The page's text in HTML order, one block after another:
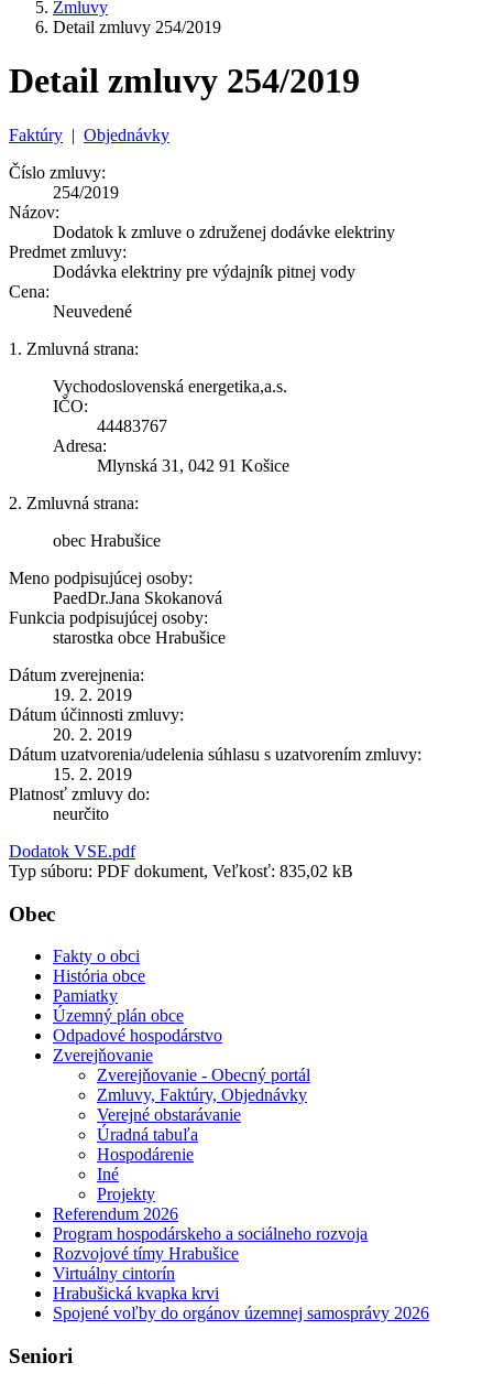
Zmluvy
Detail zmluvy 254/2019
Detail zmluvy 254/2019
Faktúry | Objednávky
Číslo zmluvy:
254/2019
Názov:
Dodatok k zmluve o združenej dodávke elektriny
Predmet zmluvy:
Dodávka elektriny pre výdajník pitnej vody
Cena:
Neuvedené
1. Zmluvná strana:
Vychodoslovenská energetika,a.s.
IČO:
44483767
Adresa:
Mlynská 31, 042 91 Košice
2. Zmluvná strana:
obec Hrabušice
Meno podpisujúcej osoby:
PaedDr.Jana Skokanová
Funkcia podpisujúcej osoby:
starostka obce Hrabušice
Dátum zverejnenia:
19. 2. 2019
Dátum účinnosti zmluvy:
20. 2. 2019
Dátum uzatvorenia/udelenia súhlasu s uzatvorením zmluvy:
15. 2. 2019
Platnosť zmluvy do:
neurčito
Dodatok VSE.pdf
Typ súboru: PDF dokument, Veľkosť: 835,02 kB
Obec
Fakty o obci
História obce
Pamiatky
Územný plán obce
Odpadové hospodárstvo
Zverejňovanie
Zverejňovanie - Obecný portál
Zmluvy, Faktúry, Objednávky
Verejné obstarávanie
Úradná tabuľa
Hospodárenie
Iné
Projekty
Referendum 2026
Program hospodárskeho a sociálneho rozvoja
Rozvojové tímy Hrabušice
Virtuálny cintorín
Hrabušická kvapka krvi
Spojené voľby do orgánov územnej samosprávy 2026
Seniori